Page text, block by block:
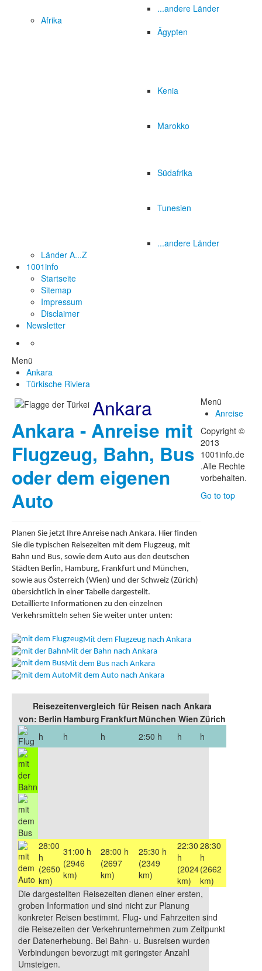
...andere Länder
Afrika
Ägypten
Kenia
Marokko
Südafrika
Tunesien
...andere Länder
Länder A...Z
1001info
Startseite
Sitemap
Impressum
Disclaimer
Newsletter
Menü
Ankara
Türkische Riviera
Ankara
Ankara - Anreise mit
Flugzeug, Bahn, Bus
oder dem eigenen
Auto
Planen Sie jetzt Ihre Anreise nach Ankara. Hier finden
Sie die typischen Reisezeiten mit dem Flugzeug, mit
Bahn und Bus, sowie dem Auto aus den deutschen
Städten Berlin, Hamburg, Frankfurt und München,
sowie aus Österreich (Wien) und der Schweiz (Zürich)
übersichtlich in einer Tabelle dargestellt.
Detaillierte Informationen zu den einzelnen
Verkehrsmitteln sehen Sie weiter unter unten:
Mit dem Flugzeug nach Ankara
Mit der Bahn nach Ankara
Mit dem Bus nach Ankara
Mit dem Auto nach Ankara
Reisezeitenvergleich für Reisen nach Ankara
von: Berlin Hamburg FrankfurtMünchen Wien Zürich
h
h h 2:50 h h h
28:00
h
(2650
km)
31:00 h
(2946
km)
28:00 h
(2697
km)
25:30 h
(2349
km)
22:30
h
(2024
km)
28:30
h
(2662
km)
Die dargestellten Reisezeiten dienen einer ersten,
groben Information und sind nicht zur Planung
konkreter Reisen bestimmt. Flug- und Fahrzeiten sind
die Reisezeiten der Verkehrunternehmen zum Zeitpunkt
der Datenerhebung. Bei Bahn- u. Busreisen wurden
Verbindungen bevorzugt mit geringster Anzahl
Umsteigen.
Menü
Anreise
Copyright ©
2013
1001info.de
.Alle Rechte
vorbehalten.
Go to top